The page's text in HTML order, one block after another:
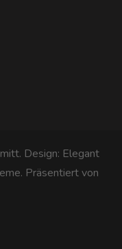
Design: Elegant
. Präsentiert von